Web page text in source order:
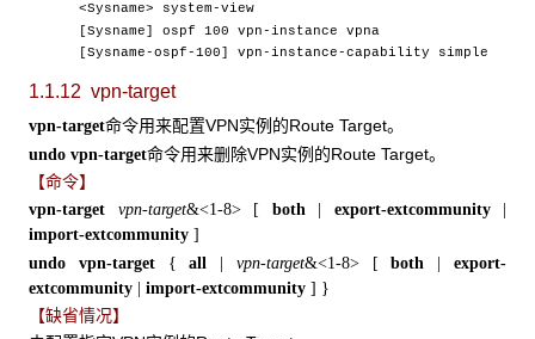
<Sysname> system-view
[Sysname] ospf 100 vpn-instance vpna
[Sysname-ospf-100] vpn-instance-capability simple
1.1.12 vpn-target
vpn-target命令用来配置VPN实例的Route Target。
undo vpn-target命令用来删除VPN实例的Route Target。
【命令】
vpn-target vpn-target&<1-8> [ both export-extcommunity
import-extcommunity ]
undo vpn-target
{ all | vpn-target&<1-8> [ both |
export-
extcommunity | import-extcommunity ] }
【缺省情况】